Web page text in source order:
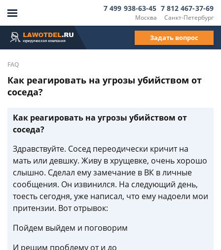
Москва
7 499 938-63-45
Санкт-Петербург
7 812 467-37-69
Задать вопрос
FAQ
Как реагировать на угрозы убийством от
соседа?
Как реагировать на угрозы убийством от
соседа?
Здравствуйте. Сосед переодически кричит на
мать или девшку. Живу в хрущевке, очень хорошо
слышно. Сделал ему замечание в ВК в личные
сообщения. Он извинился. На следующий день,
тоесть сегодня, уже написал, что ему надоели мои
притензии. Вот отрывок:
Пойдем выйдем и поговорим
И решим проблему от и до